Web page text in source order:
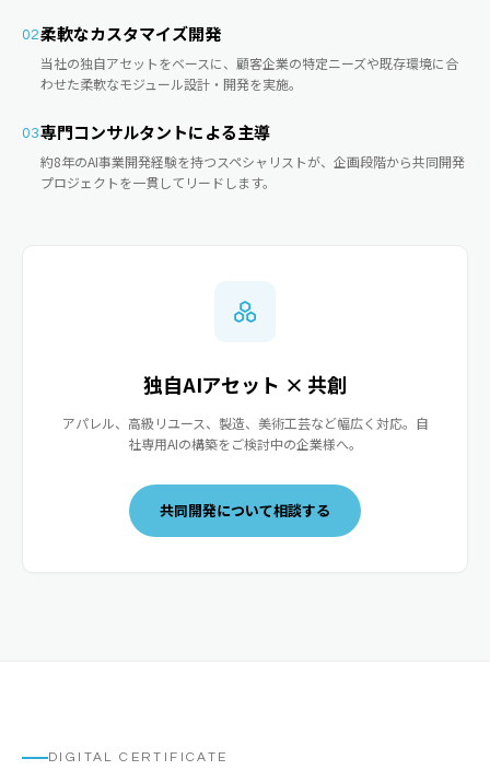
02柔軟なカスタマイズ開発
当社の独自アセットをベースに、顧客企業の特定ニーズや既存環境に合
わせた柔軟なモジュール設計・開発を実施。
03専門コンサルタントによる主導
約8年のAI事業開発経験を持つスペシャリストが、企画段階から共同開発
プロジェクトを一貫してリードします。
独自AIアセット × 共創
アパレル、高級リユース、製造、美術工芸など幅広く対応。自
社専用AIの構築をご検討中の企業様へ。
共同開発について相談する
DIGITAL CERTIFICATE